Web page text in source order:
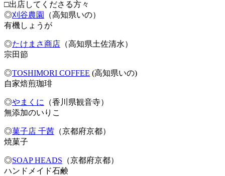
□出店してくださる方々
◎刈谷農園
（高知県いの）
有機しょうが
◎たけまさ商店 （高知県土佐清水）
宗田節
◎TOSHIMORI COFFEE (高知県いの)
自家焙煎珈琲
◎やまくに
（香川県観音寺）
無添加のいりこ
◎菓子店 千茜 （京都府京都）
焼菓子
◎SOAP HEADS （京都府京都）
ハンドメイド石鹸